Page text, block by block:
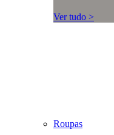
Ver tudo >
Roupas